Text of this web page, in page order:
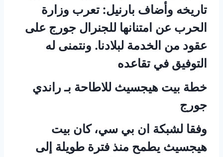
تاريخه وأضاف بارنيل: تعرب وزارة
الحرب عن امتنانها للجنرال جورج على
عقود من الخدمة لبلادنا. ونتمنى له
التوفيق في تقاعده
خطة بيت هيجسيث للاطاحة بـ راندي
جورج
وفقا لشبكة ان بي سي، كان بيت
هيجسيث يطمح منذ فترة طويلة إلى